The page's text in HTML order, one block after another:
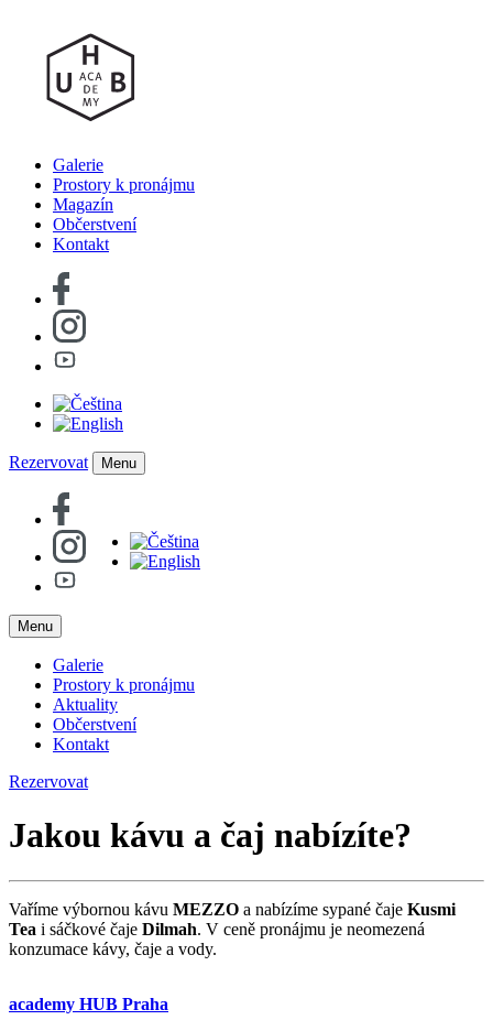
Galerie
Prostory k pronájmu
Magazín
Občerstvení
Kontakt
Rezervovat Menu
Menu
Galerie
Prostory k pronájmu
Aktuality
Občerstvení
Kontakt
Rezervovat
Jakou kávu a čaj nabízíte?
Vaříme výbornou kávu MEZZO a nabízíme sypané čaje Kusmi
Tea i sáčkové čaje Dilmah. V ceně pronájmu je neomezená
konzumace kávy, čaje a vody.
academy HUB Praha